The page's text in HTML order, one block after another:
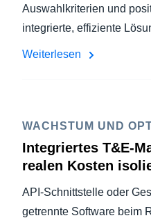
Auswahlkriterien und
integrierte, effiziente
Weiterlesen
WACHSTUM UND
Integriertes T&E-
realen Kosten
API-Schnittstelle oder
getrennte Software beim